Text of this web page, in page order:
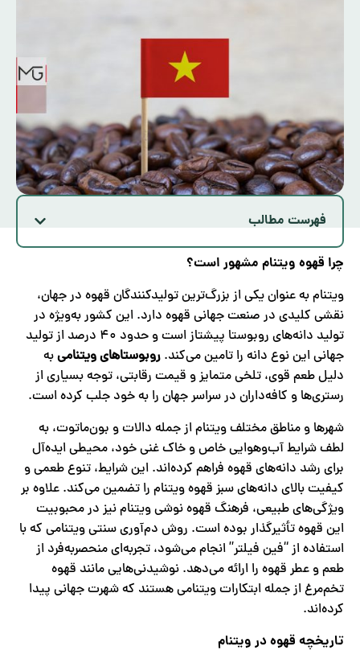
فهرست مطالب
چرا قهوه ویتنام مشهور است؟
ویتنام به عنوان یکی از بزرگ‌ترین تولیدکنندگان قهوه در جهان،
نقشی کلیدی در صنعت جهانی قهوه دارد. این کشور به‌ویژه در
تولید دانه‌های روبوستا پیشتاز است و حدود ۴۰ درصد از تولید
جهانی این نوع دانه را تامین می‌کند.روبوستاهای ویتنامیبه
دلیل طعم قوی، تلخی متمایز و قیمت رقابتی، توجه بسیاری از
رستری‌ها و کافه‌داران در سراسر جهان را به خود جلب کرده‌ است.
شهرها و مناطق مختلف ویتنام از جمله دالات و بون‌ماتوت، به
لطف شرایط آب‌وهوایی خاص و خاک غنی خود، محیطی ایده‌آل
برای رشد دانه‌های قهوه فراهم کرده‌اند. این شرایط، تنوع طعمی و
کیفیت بالای دانه‌های سبز قهوه ویتنام را تضمین می‌کند. علاوه بر
ویژگی‌های طبیعی، فرهنگ قهوه نوشی ویتنام نیز در محبوبیت
این قهوه تأثیرگذار بوده است. روش دم‌آوری سنتی ویتنامی که با
استفاده از “فین فیلتر” انجام می‌شود، تجربه‌ای منحصربه‌فرد از
طعم و عطر قهوه را ارائه می‌دهد. نوشیدنی‌هایی مانند قهوه
تخم‌مرغ از جمله ابتکارات ویتنامی هستند که شهرت جهانی پیدا
کرده‌اند.
تاریخچه قهوه در ویتنام